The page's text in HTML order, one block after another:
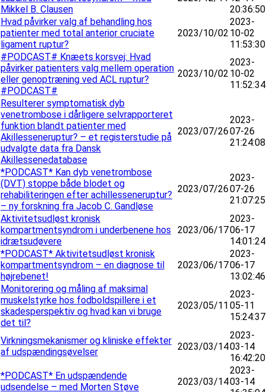
Mikkel B. Clausen
20:36:50
Hvad påvirker valg af behandling hos
patienter med total anterior cruciate
ligament ruptur?
2023/10/02
2023-
10-02
11:53:30
#PODCAST# Knæets korsvej: Hvad
påvirker patienters valg mellem operation
eller genoptræning ved ACL ruptur?
#PODCAST#
2023/10/02
2023-
10-02
11:52:34
Resulterer symptomatisk dyb
venetrombose i dårligere selvrapporteret
funktion blandt patienter med
Akillesseneruptur? – et registerstudie på
udvalgte data fra Dansk
Akillessenedatabase
2023/07/26
2023-
07-26
21:24:08
*PODCAST* Kan dyb venetrombose
(DVT) stoppe både blodet og
rehabiliteringen efter achillesseneruptur?
– ny forskning fra Jacob C. Gandløse
2023/07/26
2023-
07-26
21:07:25
Aktivitetsudløst kronisk
kompartmentsyndrom i underbenene hos
idrætsudøvere
2023/06/17
2023-
06-17
14:01:24
*PODCAST* Aktivitetsudløst kronisk
kompartmentsyndrom – en diagnose til
højrebenet!
2023/06/17
2023-
06-17
13:02:46
Monitorering og måling af maksimal
muskelstyrke hos fodboldspillere i et
skadesperspektiv og hvad kan vi bruge
det til?
2023/05/11
2023-
05-11
15:24:37
Virkningsmekanismer og kliniske effekter
af udspændingsøvelser
2023/03/14
2023-
03-14
16:42:20
*PODCAST* En udspændende
udsendelse – med Morten Støve
2023/03/14
2023-
03-14